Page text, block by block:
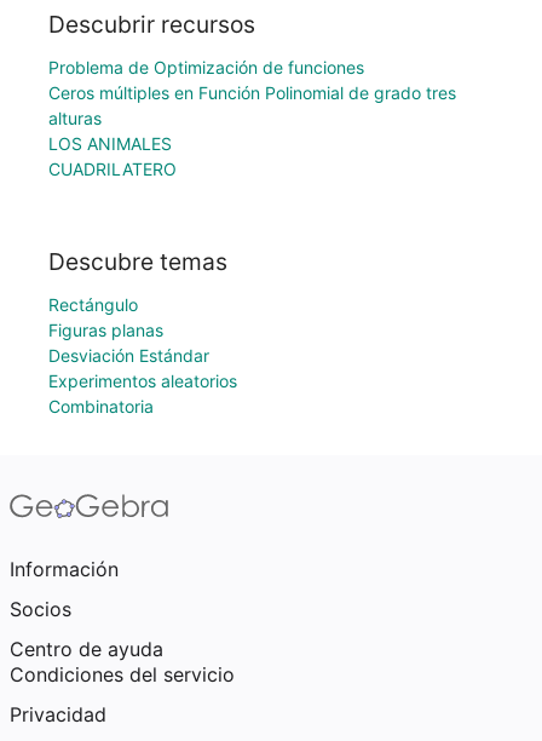
Descubrir recursos
Problema de Optimización de funciones
Ceros múltiples en Función Polinomial de grado tres
alturas
LOS ANIMALES
CUADRILATERO
Descubre temas
Rectángulo
Figuras planas
Desviación Estándar
Experimentos aleatorios
Combinatoria
Información
Socios
Centro de ayuda
Condiciones del servicio
Privacidad